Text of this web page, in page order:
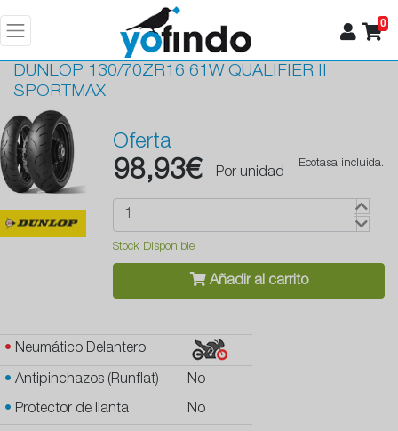
0
DUNLOP 130/70ZR16 61W QUALIFIER II
SPORTMAX
Oferta
98,93€ Por unidad
Ecotasa incluida.
Stock Disponible
Añadir al carrito
• Neumático Delantero
• Antipinchazos (Runflat) No
• Protector de llanta No